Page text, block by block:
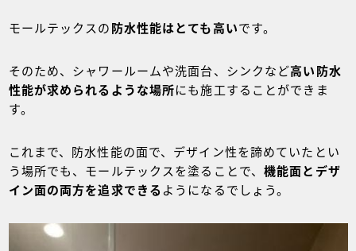
モールテックスの防水性能はとても高いです。
そのため、シャワールームや洗面台、シンクなど高い防水
性能が求められるような場所にも施工することができま
す。
これまで、防水性能の面で、デザイン性を諦めていたとい
う場所でも、モールテックスを塗ることで、 機能面とデザ
イン面の両方を追求できる ようになるでしょう。